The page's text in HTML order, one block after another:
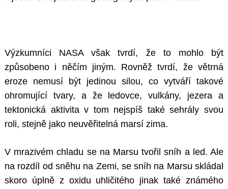
Výzkumníci NASA však tvrdí, že to mohlo být
způsobeno i něčím jiným. Rovněž tvrdí, že větrná
eroze nemusí být jedinou silou, co vytváří takové
ohromující tvary, a že ledovce, vulkány, jezera a
tektonická aktivita v tom nejspíš také sehrály svou
roli, stejně jako neuvěřitelná marsí zima.
V mrazivém chladu se na Marsu tvořil sníh a led. Ale
na rozdíl od sněhu na Zemi, se sníh na Marsu skládal
skoro úplně z oxidu uhličitého jinak také známého